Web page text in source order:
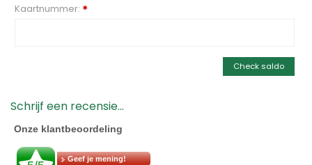
Kaartnummer: *
Check saldo
Schrijf een recensie...